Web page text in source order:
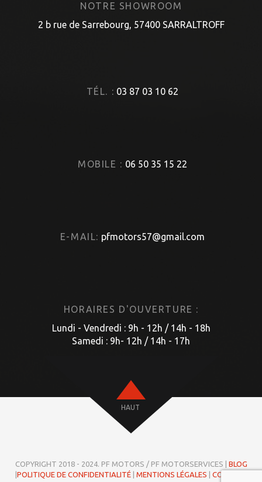
NOTRE SHOWROOM
2 b rue de Sarrebourg, 57400 SARRALTROFF
TÉL. : 03 87 03 10 62
MOBILE : 06 50 35 15 22
E-MAIL: pfmotors57@gmail.com
HORAIRES D'OUVERTURE :
Lundi - Vendredi : 9h - 12h / 14h - 18h
Samedi : 9h- 12h / 14h - 17h
HAUT
COPYRIGHT 2018 - 2024. PF MOTORS / PF MOTORSERVICES | BLOG
POLITIQUE DE CONFIDENTIALITÉ| MENTIONS LÉGALES COOKIES